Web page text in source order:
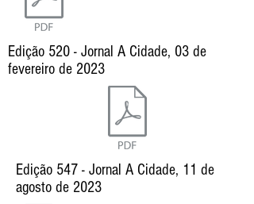
Edição 520 - Jornal A Cidade, 03 de
fevereiro de 2023
Edição 547 - Jornal A Cidade, 11 de
agosto de 2023